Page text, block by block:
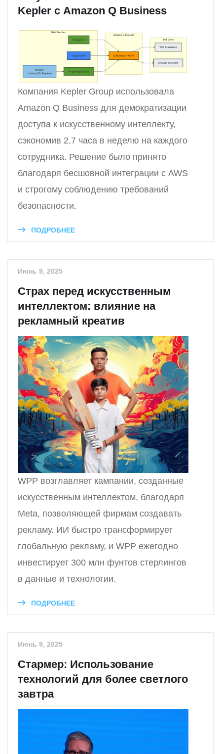
Kepler с Amazon Q Business
Компания Kepler Group использовала
Amazon Q Business для демократизации
доступа к искусственному интеллекту,
сэкономив 2,7 часа в неделю на каждого
сотрудника. Решение было принято
благодаря бесшовной интеграции с AWS
и строгому соблюдению требований
безопасности.
ПОДРОБНЕЕ
Июнь 9, 2025
Страх перед искусственным
интеллектом: влияние на
рекламный креатив
WPP возглавляет кампании, созданные
искусственным интеллектом, благодаря
Meta, позволяющей фирмам создавать
рекламу. ИИ быстро трансформирует
глобальную рекламу, и WPP ежегодно
инвестирует 300 млн фунтов стерлингов
в данные и технологии.
ПОДРОБНЕЕ
Июнь 9, 2025
Стармер: Использование
технологий для более светлого
завтра